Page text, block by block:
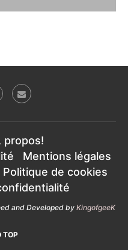
propos!
Mentions légales
Politique de cookies
and Developed by KingofgeeK
TOP